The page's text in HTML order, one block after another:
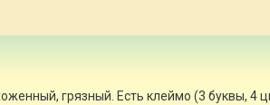
грязный. Есть клеймо (3 буквы, 4